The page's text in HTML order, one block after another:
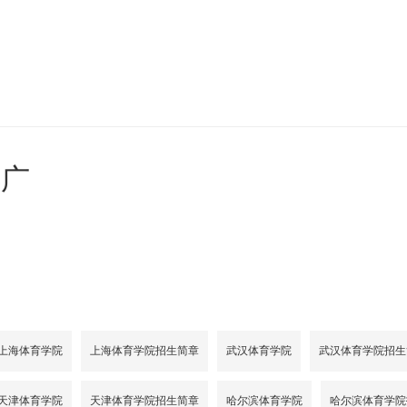
海体育学院 上海体育学院招生简章 武汉体育学院 武汉体育学院招
津体育学院 天津体育学院招生简章 哈尔滨体育学院 哈尔滨体育学